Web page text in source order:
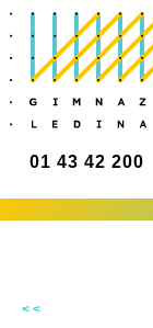
01 43 42 200
<<